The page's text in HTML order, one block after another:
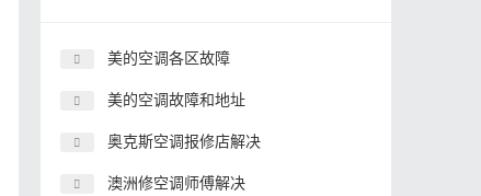
美的空调各区故障
美的空调故障和地址
奥克斯空调报修店解决
澳洲修空调师傅解决